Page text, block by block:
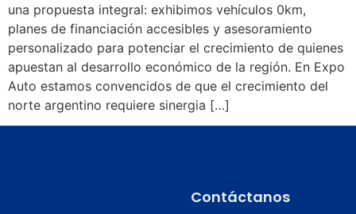
una propuesta integral: exhibimos vehículos 0km,
planes de financiación accesibles y asesoramiento
personalizado para potenciar el crecimiento de quienes
apuestan al desarrollo económico de la región. En Expo
Auto estamos convencidos de que el crecimiento del
norte argentino requiere sinergia […]
Contáctanos